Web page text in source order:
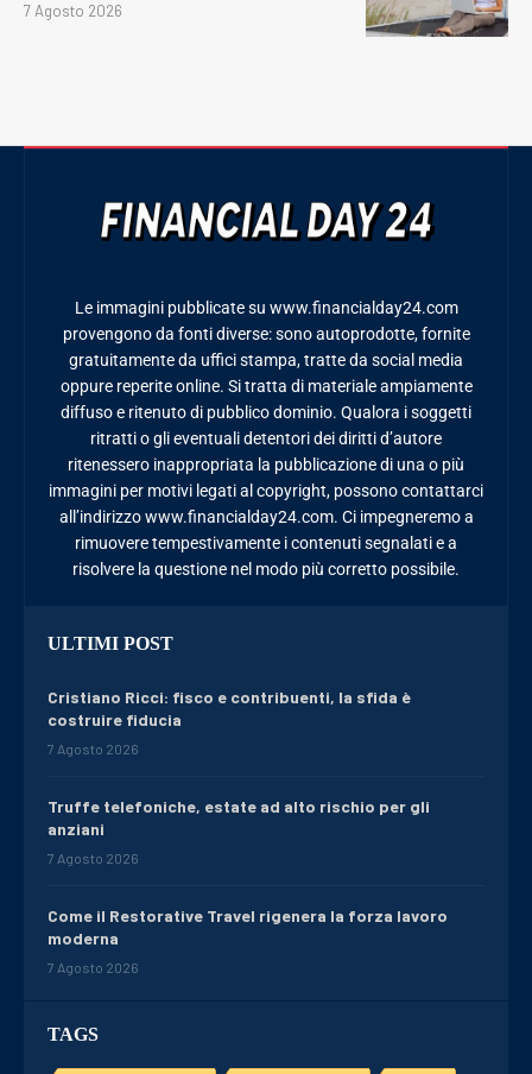
7 Agosto 2026
TAGS
Le immagini pubblicate su www.financialday24.com
provengono da fonti diverse: sono autoprodotte, fornite
gratuitamente da uffici stampa, tratte da social media
oppure reperite online. Si tratta di materiale ampiamente
diffuso e ritenuto di pubblico dominio. Qualora i soggetti
ritratti o gli eventuali detentori dei diritti d’autore
ritenessero inappropriata la pubblicazione di una o più
immagini per motivi legati al copyright, possono contattarci
all’indirizzo www.financialday24.com. Ci impegneremo a
rimuovere tempestivamente i contenuti segnalati e a
risolvere la questione nel modo più corretto possibile.
ULTIMI POST
Cristiano Ricci: fisco e contribuenti, la sfida è
costruire fiducia
7 Agosto 2026
Truffe telefoniche, estate ad alto rischio per gli
anziani
7 Agosto 2026
Come il Restorative Travel rigenera la forza lavoro
moderna
7 Agosto 2026